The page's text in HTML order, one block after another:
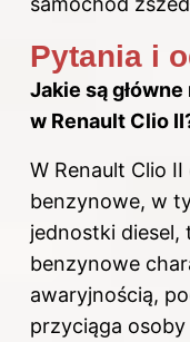
Pytania i
Jakie są
w Renault Clio
W Renault Clio
benzynowe, w
jednostki diesel,
benzynowe
awaryjnością,
przyciąga osoby